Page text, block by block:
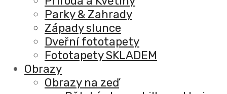
Parky & Zahrady
Západy slunce
Dveřní fototapety
Fototapety SKLADEM
Obrazy
Obrazy na zeď